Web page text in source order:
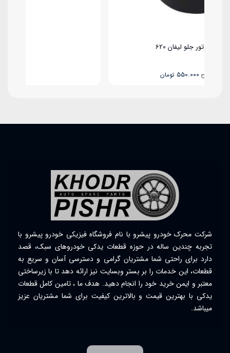
چراغ راهنمای راست لیفان X60
شرکت محرک خودرو پیشرو با نام فروشگاه فیزیکی خودرو پیشرو با
تجربه چندین ساله در حوزه قطعات یدکی خودروهای سبک، قصد
دارد برای راحتی شما مشتریان گرامی و دسترسی آسان و سریع به
قطعات، این خدمات را بر بستر وبسایت نیز ارائه دهد تا با زیرساختی
معتبر و ایمن خرید خود را انجام دهید. هدف ما ، تامین کامل قطعات
یدکی با بهترین قیمت و بالاترین کیفیت برای شما مشتریان عزیز
میباشد.